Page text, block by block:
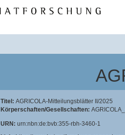
Titel: AGRICOLA-Mitteilungsblätter II/2025
Körperschaften/Gesellschaften:
URN: urn:nbn:de:bvb:355-rbh-3460-1